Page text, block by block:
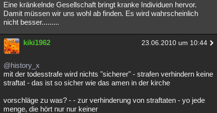
Eine kränkelnde Gesellschaft bringt kranke Individuen hervor.
Damit müssen wir uns wohl ab finden. Es wird wahrscheinlich
nicht besser.........
kiki1962 23.06.2010 um 10:44
@history_x
mit der todesstrafe wird nichts "sicherer" - strafen verhindern keine
straftat - das ist so sicher wie das amen in der kirche
vorschläge zu was? - - zur verhinderung von straftaten - yo jede
menge, die hört nur nur keiner